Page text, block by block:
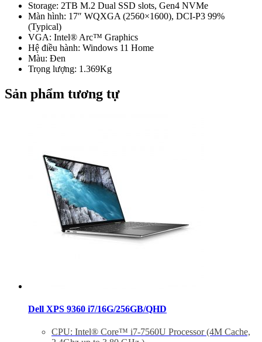
Storage: 2TB M.2 Dual SSD slots, Gen4 NVMe
Màn hình: 17″ WQXGA (2560×1600), DCI-P3 99%
(Typical)
VGA: Intel® Arc™ Graphics
Hệ điều hành: Windows 11 Home
Màu: Đen
Trọng lượng: 1.369Kg
Sản phẩm tương tự
Dell XPS 9360 i7/16G/256GB/QHD
CPU: Intel® Core™ i7-7560U Processor (4M Cache,